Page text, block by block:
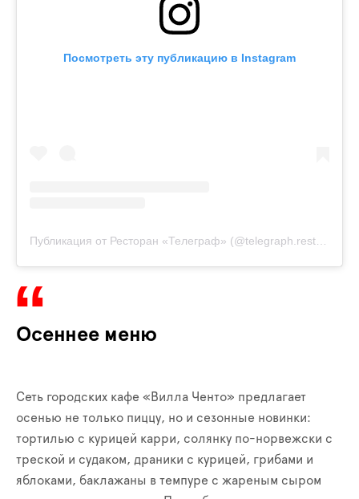
Посмотреть эту публикацию в Instagram
Осеннее меню
Сеть городских кафе «Вилла Ченто» предлагает
осенью не только пиццу, но и сезонные новинки:
тортилью с курицей карри, солянку по-норвежски с
треской и судаком, драники с курицей, грибами и
яблоками, баклажаны в темпуре с жареным сыром